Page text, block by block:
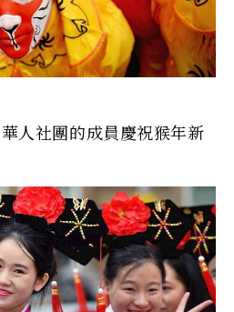
人社團的成員慶祝猴年新